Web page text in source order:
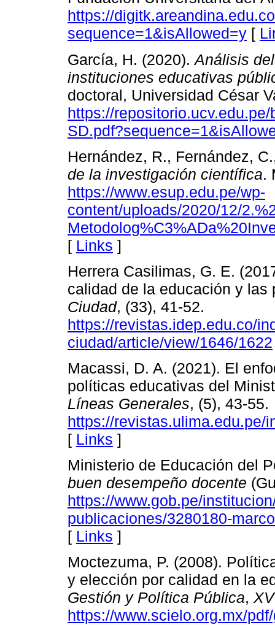
https://
sequence=1&isAllowed=y [
García, H. (2020). Análisis
instituciones educativas
doctoral, Universidad César
https://
Hernández, R., Fernández,
de la investigación científica.
https://www.esup.edu.pe/wp-
content/uploads/2020/12/
[ Links ]
Herrera Casilimas, G. E.
calidad de la educación y
Ciudad, (33), 41-52.
https://revistas.idep.edu.co/
ciudad/article/view/1646/1622
Macassi, D. A. (2021). El
políticas educativas del
Líneas Generales, (5), 43-55.
https://revistas.ulima.edu.pe/
[ Links ]
Ministerio de Educación del
buen desempeño docente
https://www.gob.pe/
publicaciones/3280180-
[ Links ]
Moctezuma, P. (2008).
y elección por calidad en la
Gestión y Política Pública,
https://www.scielo.org.mx/